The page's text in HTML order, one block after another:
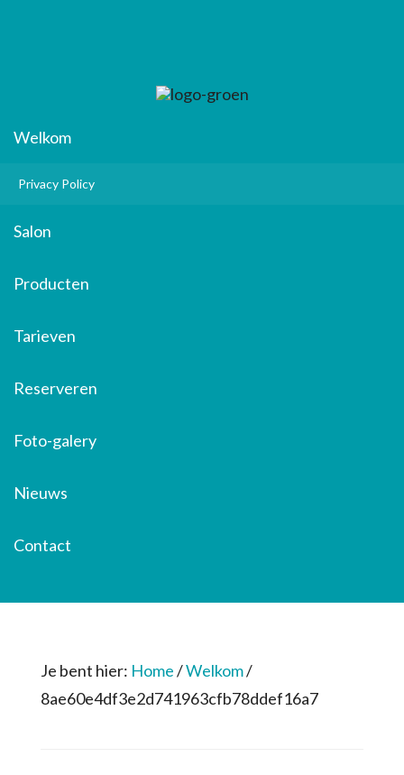
Welkom
Privacy Policy
Salon
Producten
Tarieven
Reserveren
Foto-galery
Nieuws
Contact
Je bent hier: Home/Welkom/
8ae60e4df3e2d741963cfb78ddef16a7